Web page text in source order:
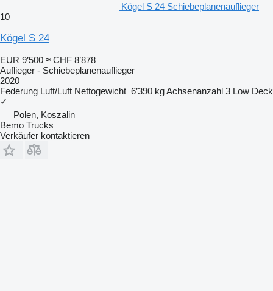
Kögel S 24 Schiebeplanenauflieger
10
Kögel S 24
EUR 9’500 ≈ CHF 8’878
Auflieger - Schiebeplanenauflieger
2020
Federung Luft/Luft Nettogewicht 6’390 kgAchsenanzahl 3 Low Deck
✓
Polen, Koszalin
Bemo Trucks
Verkäufer kontaktieren